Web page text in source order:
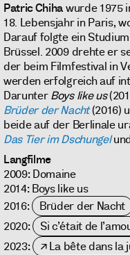
Patric Chihawurde 1975
18. Lebensjahr in Paris,
Darauf folgte ein
Brüssel. 2009 drehte er
der beim Filmfestival in
werden erfolgreich auf
DarunterBoys like us
Brüder der Nacht(2016)
beide auf der Berlinale
Das Tier im Dschungel
Langfilme
2009: Domaine
2014: Boys like us
2016: Brüder der Nacht
2020: Si c’était de
2023:
La bête dans la